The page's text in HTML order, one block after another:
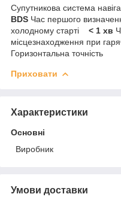
Супутникова
BDS Час першого
холодному старті
< 1 хв
місцезнаходження при
Горизонтальна
Приховати
Характеристики
Основні
Виробник
Умови доставки